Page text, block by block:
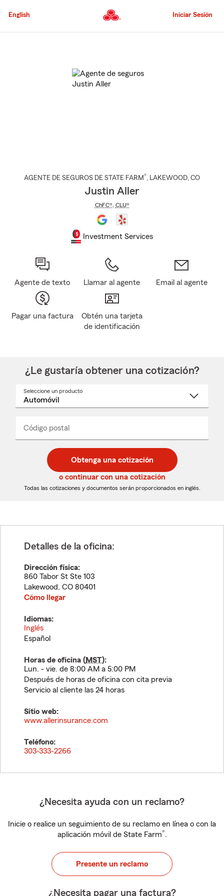
al
principal
English Iniciar Sesión
AGENTE DE SEGUROS DE STATE FARM®, LAKEWOOD, CO
Justin Aller
ChFC®, CLU®
Investment Services
Agente de texto Llamar al agente Email al agente
Pagar una factura
Obtén una tarjeta
de identificación
¿Le gustaría obtener una cotización?
Seleccione un producto
desplegable
Código postal
de
5
dígitos
de
5
dígitos
_____
Obtenga una cotización
o continuar con una cotización
Todas las cotizaciones y documentos serán proporcionados en inglés.
Detalles de la oficina:
Dirección física:
860 Tabor St Ste 103
Lakewood, CO 80401
Cómo llegar
Idiomas:
Inglés
Español
Horas de oficina (MST):
Lun. - vie. de 8:00 AM a 5:00 PM
Después de horas de oficina con cita previa
Servicio al cliente las 24 horas
Sitio web:
www.allerinsurance.com
Teléfono:
303-333-2266
¿Necesita ayuda con un reclamo?
Inicie o realice un seguimiento de su reclamo en línea o con la
aplicación móvil de State Farm®.
Presente un reclamo
¿Necesita pagar una factura?